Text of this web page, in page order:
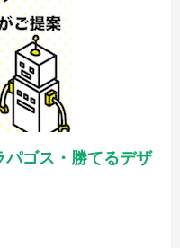
パゴス・勝てるデザ